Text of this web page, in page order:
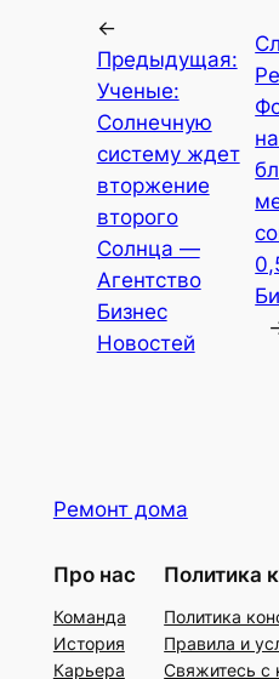
←
Предыдущая:
Ученые:
Солнечную
систему ждет
вторжение
второго
Солнца —
Агентство
Бизнес
Новостей
Ремонт дома
Про нас
Команда
История
Карьера
Политика
Политика
Правила и
Свяжитесь с